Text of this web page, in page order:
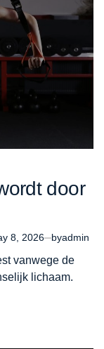
door
8, 2026 byadmin
vanwege de
lichaam.